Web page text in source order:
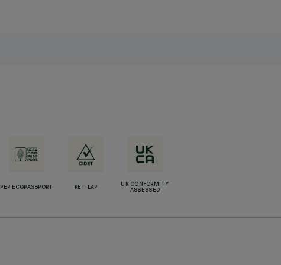
PEP ECOPASSPORT RETILAP
UK CONFORMITY
ASSESSED